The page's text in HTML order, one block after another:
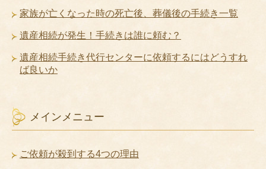
家族が亡くなった時の死亡後、葬儀後の手続き一覧
遺産相続が発生！手続きは誰に頼む？
遺産相続手続き代行センターに依頼するにはどうすれ
ば良いか
メインメニュー
ご依頼が殺到する4つの理由